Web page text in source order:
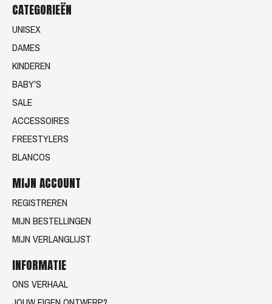
CATEGORIEËN
UNISEX
DAMES
KINDEREN
BABY'S
SALE
ACCESSOIRES
FREESTYLERS
BLANCOS
MIJN ACCOUNT
REGISTREREN
MIJN BESTELLINGEN
MIJN VERLANGLIJST
INFORMATIE
ONS VERHAAL